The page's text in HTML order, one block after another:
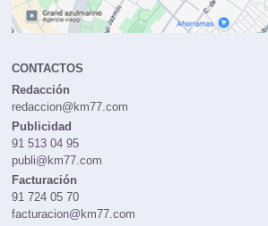
CONTACTOS
Redacción
redaccion@km77.com
Publicidad
91 513 04 95
publi@km77.com
Facturación
91 724 05 70
facturacion@km77.com